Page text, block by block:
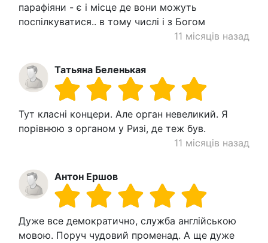
парафіяни - є і місце де вони можуть
поспілкуватися.. в тому числі і з Богом
11 місяців назад
Татьяна Беленькая
Тут класні концери. Але орган невеликий. Я
порівнюю з органом у Ризі, де теж був.
11 місяців назад
Антон Ершов
Дуже все демократично, служба англійською
мовою. Поруч чудовий променад. А ще дуже